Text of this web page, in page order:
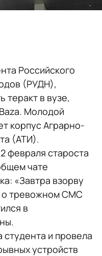
Российского
(РУДН),
теракт в вузе,
Молодой
корпус Аграрно-
(АТИ).
февраля староста
чате
«Завтра взорву
о тревожном СМС
в
и провела
устройств